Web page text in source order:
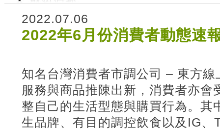
2022.07.06
2022年6月份消費者動態速
知名台灣消費者市調公司 – 東方
服務與商品推陳出新，消費者亦會
整自己的生活型態與購買行為。其
生品牌、有目的調控飲食以及IG、